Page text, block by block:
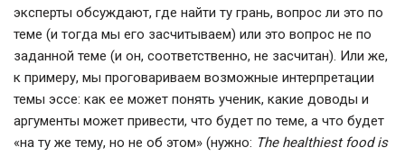
эксперты обсуждают, где найти ту грань, вопрос ли это по
теме (и тогда мы его засчитываем) или это вопрос не по
заданной теме (и он, соответственно, не засчитан). Или же,
к примеру, мы проговариваем возможные интерпретации
темы эссе: как ее может понять ученик, какие доводы и
аргументы может привести, что будет по теме, а что будет
«на ту же тему, но не об этом» (нужно: The healthiestfoodis